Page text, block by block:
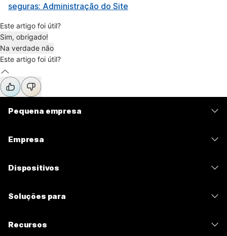
seguras: Administração do Site
Este artigo foi útil?
Sim, obrigado!
Na verdade não
Este artigo foi útil?
Pequena empresa
Empresa
Dispositivos
Soluções para
Recursos